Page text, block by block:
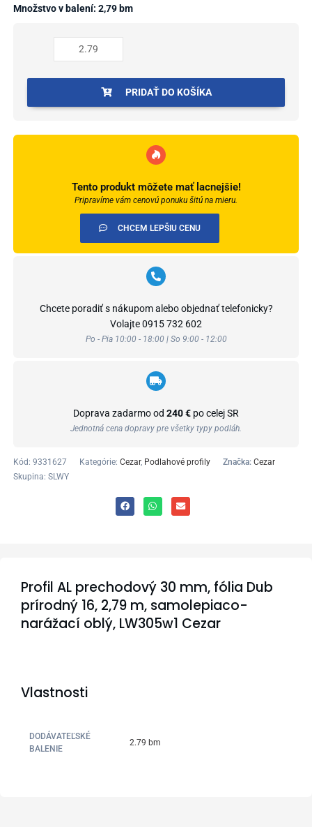
Množstvo v balení: 2,79 bm
30
16,
PRIDAŤ DO KOŠÍKA
Tento produkt môžete mať lacnejšie!
Pripravíme vám cenovú ponuku šitú na mieru.
CHCEM LEPŠIU CENU
Chcete poradiť s nákupom alebo objednať telefonicky?
Volajte0915 732 602
Po - Pia 10:00 - 18:00 | So 9:00 - 12:00
Doprava zadarmo od 240 € po celej SR
Jednotná cena dopravy pre všetky typy podláh.
Kód: 9331627 Kategórie: Cezar, Podlahové profily Značka: Cezar
Skupina: SLWY
Profil AL prechodový 30 mm, fólia Dub
prírodný 16, 2,79 m, samolepiaco-
narážací oblý, LW305w1 Cezar
Vlastnosti
DODÁVATEĽSKÉ
BALENIE
2.79 bm